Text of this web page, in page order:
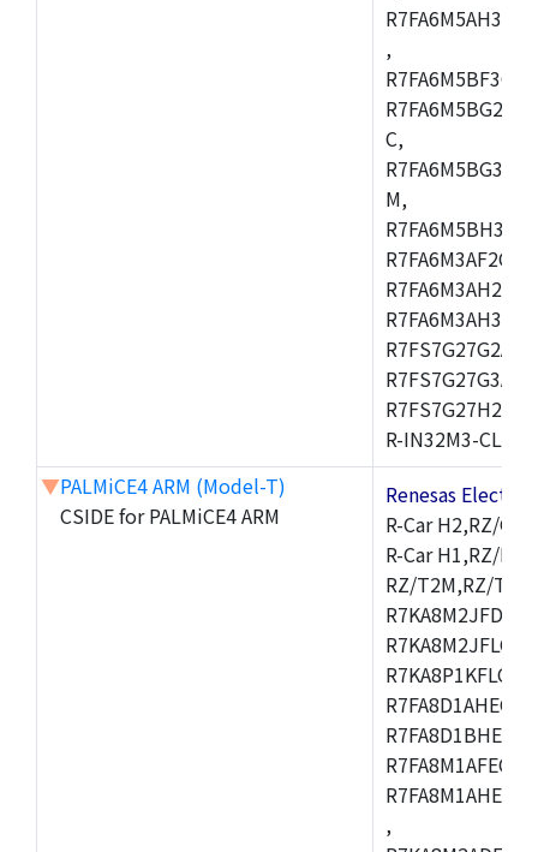
,
C,
M,
R-IN32M3-CL,R-
▼PALMiCE4 ARM (Model-T)
CSIDE for PALMiCE4 ARM
Renesas
R-Car H2,RZ/
R-Car H1,RZ/
RZ/T2M,RZ/
,